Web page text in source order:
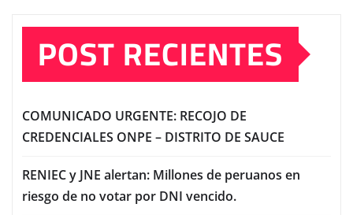
POST RECIENTES
COMUNICADO URGENTE: RECOJO DE
CREDENCIALES ONPE – DISTRITO DE SAUCE
RENIEC y JNE alertan: Millones de peruanos en
riesgo de no votar por DNI vencido.